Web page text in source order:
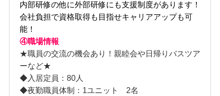
内部研修の他に外部研修にも支援制度があります！
会社負担で資格取得も目指せキャリアアップも可
能！
④職場情報
★職員の交流の機会あり！親睦会や日帰りバスツア
ーなど★
◆入居定員：80人
◆夜勤職員体制：1ユニット 2名